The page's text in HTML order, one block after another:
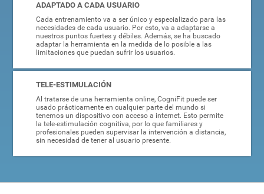
ADAPTADO A CADA USUARIO
Cada entrenamiento va a ser único y especializado para las
necesidades de cada usuario. Por esto, va a adaptarse a
nuestros puntos fuertes y débiles. Además, se ha buscado
adaptar la herramienta en la medida de lo posible a las
limitaciones que puedan sufrir los usuarios.
TELE-ESTIMULACIÓN
Al tratarse de una herramienta online, CogniFit puede ser
usado prácticamente en cualquier parte del mundo si
tenemos un dispositivo con acceso a internet. Esto permite
la tele-estimulación cognitiva, por lo que familiares y
profesionales pueden supervisar la intervención a distancia,
sin necesidad de tener al usuario presente.